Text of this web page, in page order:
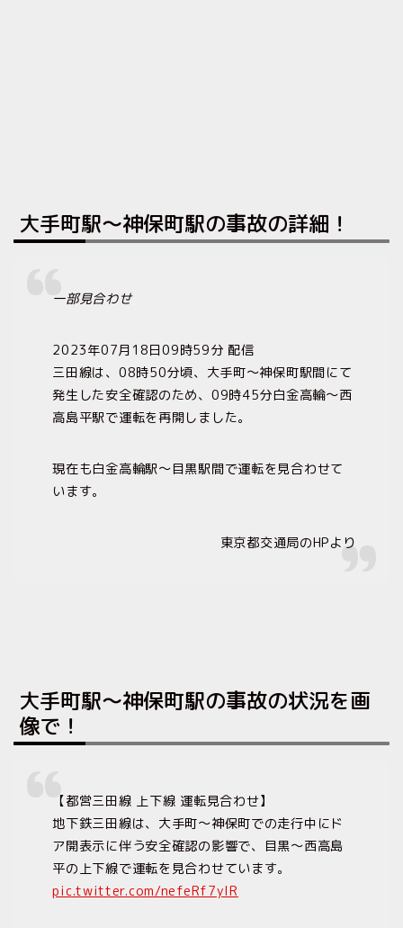
大手町駅〜神保町駅の事故の詳細！
一部見合わせ
2023年07月18日09時59分 配信
三田線は、08時50分頃、大手町～神保町駅間にて
発生した安全確認のため、09時45分白金高輪～西
高島平駅で運転を再開しました。
現在も白金高輪駅～目黒駅間で運転を見合わせて
います。
東京都交通局のHPより
大手町駅〜神保町駅の事故の状況を画
像で！
【都営三田線 上下線 運転見合わせ】
地下鉄三田線は、大手町〜神保町での走行中にド
ア開表示に伴う安全確認の影響で、目黒〜西高島
平の上下線で運転を見合わせています。
pic.twitter.com/nefeRf7ylR